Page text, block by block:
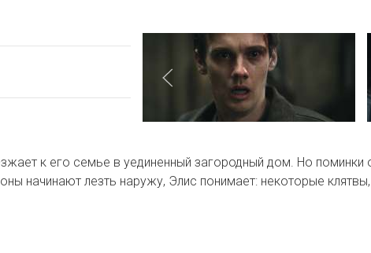
к его семье в уединенный загородный дом. Но
начинают лезть наружу, Элис понимает: некоторые